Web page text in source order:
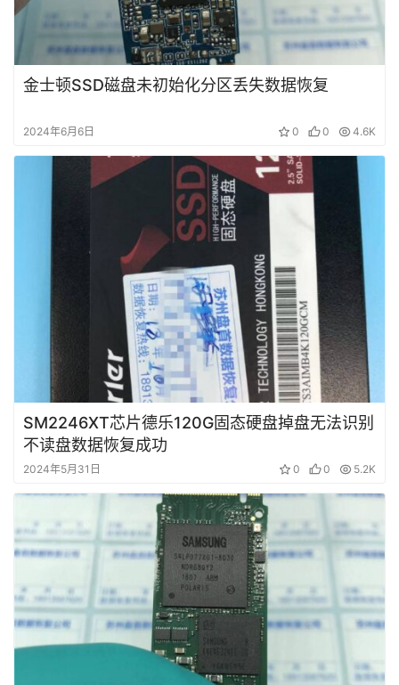
金士顿SSD磁盘未初始化分区丢失数据恢复
2024年6月6日 0 0 4.6K
SM2246XT芯片德乐120G固态硬盘掉盘无法识别
不读盘数据恢复成功
2024年5月31日 0 0 5.2K